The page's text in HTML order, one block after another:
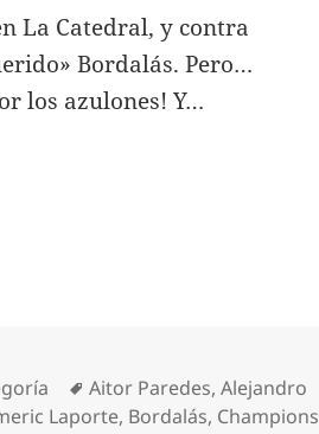
La Catedral, y contra
Bordalás. Pero…
los azulones! Y…
Etiquetas
Aitor Paredes,Alejandro
Laporte, Bordalás, Champions